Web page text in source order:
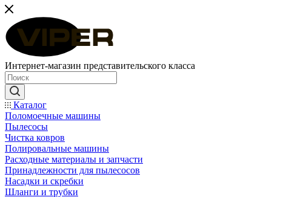
Интернет-магазин представительского класса
Каталог
Поломоечные машины
Пылесосы
Чистка ковров
Полировальные машины
Расходные материалы и запчасти
Принадлежности для пылесосов
Насадки и скребки
Шланги и трубки